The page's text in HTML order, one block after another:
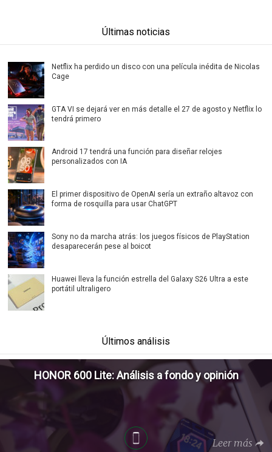
Últimas noticias
Netflix ha perdido un disco con una película inédita de Nicolas
Cage
GTA VI se dejará ver en más detalle el 27 de agosto y Netflix lo
tendrá primero
Android 17 tendrá una función para diseñar relojes
personalizados con IA
El primer dispositivo de OpenAI sería un extraño altavoz con
forma de rosquilla para usar ChatGPT
Sony no da marcha atrás: los juegos físicos de PlayStation
desaparecerán pese al boicot
Huawei lleva la función estrella del Galaxy S26 Ultra a este
portátil ultraligero
Últimos análisis
HONOR 600 Lite: Análisis a fondo y opinión
Leer más